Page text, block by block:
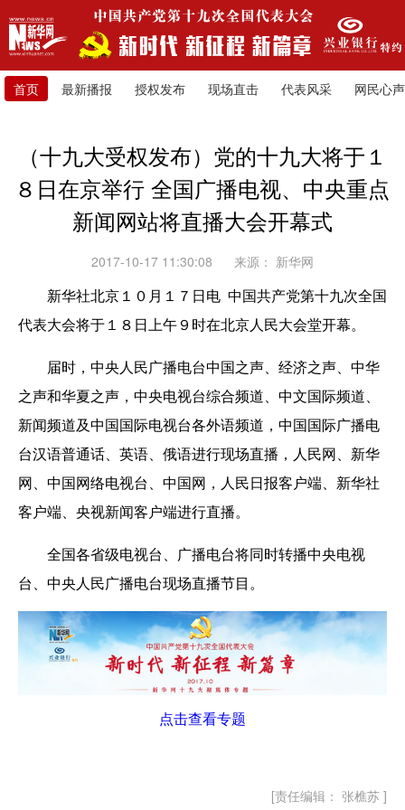
首页 最新播报 授权发布 现场直击 代表风采 网民心声
（十九大受权发布）党的十九大将于１
８日在京举行 全国广播电视、中央重点
新闻网站将直播大会开幕式
2017-10-17 11:30:08 来源： 新华网
新华社北京１０月１７日电 中国共产党第十九次全国
代表大会将于１８日上午９时在北京人民大会堂开幕。
届时，中央人民广播电台中国之声、经济之声、中华
之声和华夏之声，中央电视台综合频道、中文国际频道、
新闻频道及中国国际电视台各外语频道，中国国际广播电
台汉语普通话、英语、俄语进行现场直播，人民网、新华
网、中国网络电视台、中国网，人民日报客户端、新华社
客户端、央视新闻客户端进行直播。
全国各省级电视台、广播电台将同时转播中央电视
台、中央人民广播电台现场直播节目。
点击查看专题
[责任编辑： 张樵苏 ]